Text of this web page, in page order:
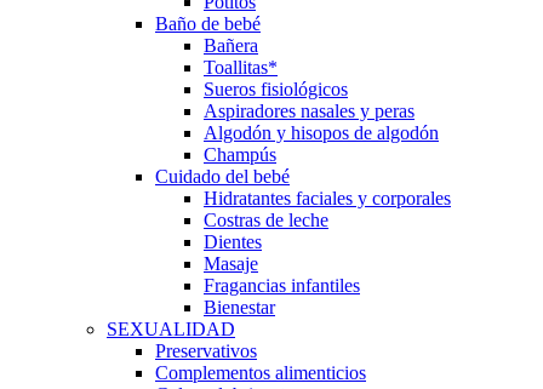
Baño de bebé
Bañera
Toallitas*
Sueros fisiológicos
Aspiradores nasales y peras
Algodón y hisopos de algodón
Champús
Cuidado del bebé
Hidratantes faciales y corporales
Costras de leche
Dientes
Masaje
Fragancias infantiles
Bienestar
SEXUALIDAD
Preservativos
Complementos alimenticios